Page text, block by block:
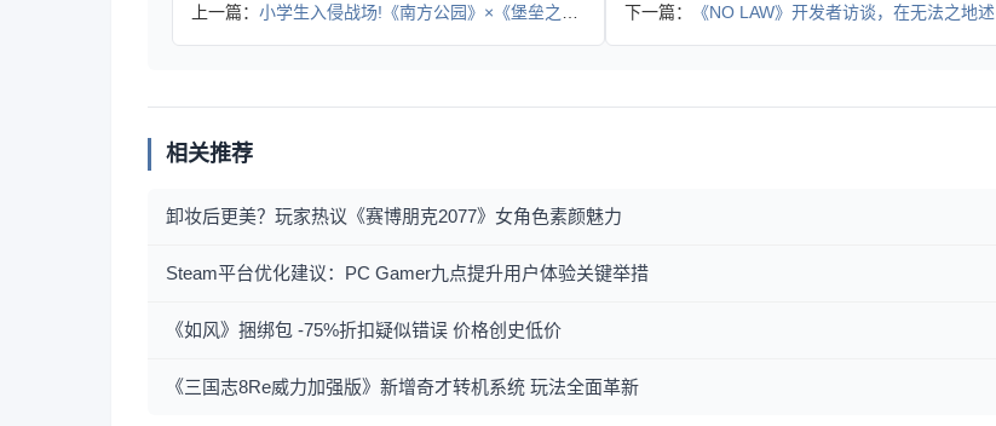
上一篇： 小学生入侵战场!《南方公园》×《堡垒之夜》联动公开 下一篇： 《NO LAW》开发者访谈，在无法之地述说自由
相关推荐
卸妆后更美？玩家热议《赛博朋克2077》女角色素颜魅力
Steam平台优化建议：PC Gamer九点提升用户体验关键举措
《如风》捆绑包 -75%折扣疑似错误 价格创史低价
《三国志8Re威力加强版》新增奇才转机系统 玩法全面革新